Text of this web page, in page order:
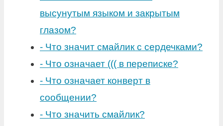
высунутым языком и закрытым
глазом?
- Что значит смайлик с сердечками?
- Что означает ((( в переписке?
- Что означает конверт в
сообщении?
- Что значить смайлик?